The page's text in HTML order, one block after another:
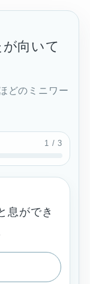
向いて
どのミニワー
1 / 3
息ができ